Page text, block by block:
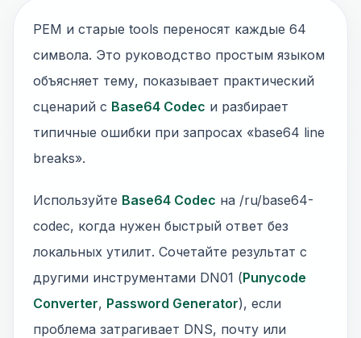
PEM и старые tools переносят каждые 64
символа. Это руководство простым языком
объясняет тему, показывает практический
сценарий с Base64 Codec и разбирает
типичные ошибки при запросах «base64 line
breaks».
Используйте Base64 Codec на /ru/base64-
codec, когда нужен быстрый ответ без
локальных утилит. Сочетайте результат с
другими инструментами DN01 (Punycode
Converter, Password Generator), если
проблема затрагивает DNS, почту или